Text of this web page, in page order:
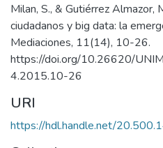
Milan, S., & Gutiérrez Almazor,
ciudadanos y big data: la
Mediaciones, 11(14), 10-26.
https://doi.org/10.26620/
4.2015.10-26
URI
https://hdl.handle.net/